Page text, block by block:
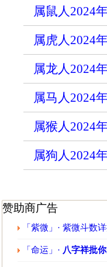
属鼠人2024
属虎人2024
属龙人2024
属马人2024
属猴人2024
属狗人2024
赞助商广告
「紫微」· 紫微斗数
「命运」· 八字祥批